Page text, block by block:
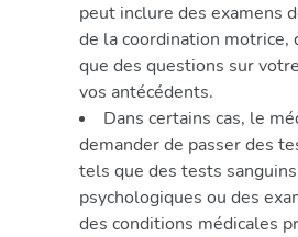
peut inclure des examens
de la coordination motrice,
que des questions sur
vos antécédents.
Dans certains cas, le
demander de passer des
tels que des tests
psychologiques ou des
des conditions médicales